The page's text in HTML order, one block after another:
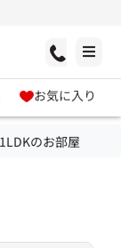
お気に入り
のお部屋